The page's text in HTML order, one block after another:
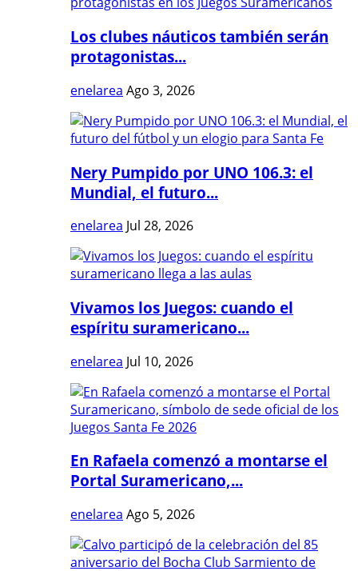
Los clubes náuticos también serán
protagonistas...
enelarea Ago 3, 2026
Nery Pumpido por UNO 106.3: el
Mundial, el futuro...
enelarea Jul 28, 2026
Vivamos los Juegos: cuando el
espíritu suramericano...
enelarea Jul 10, 2026
En Rafaela comenzó a montarse el
Portal Suramericano,...
enelarea Ago 5, 2026